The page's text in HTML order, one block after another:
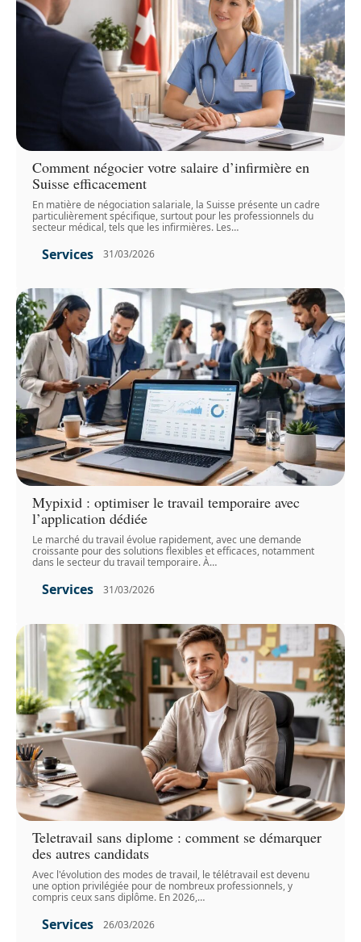
Comment négocier votre salaire d’infirmière en
Suisse efficacement
En matière de négociation salariale, la Suisse présente un cadre
particulièrement spécifique, surtout pour les professionnels du
secteur médical, tels que les infirmières. Les…
Services 31/03/2026
Mypixid : optimiser le travail temporaire avec
l’application dédiée
Le marché du travail évolue rapidement, avec une demande
croissante pour des solutions flexibles et efficaces, notamment
dans le secteur du travail temporaire. À…
Services 31/03/2026
Teletravail sans diplome : comment se démarquer
des autres candidats
Avec l'évolution des modes de travail, le télétravail est devenu
une option privilégiée pour de nombreux professionnels, y
compris ceux sans diplôme. En 2026,…
Services 26/03/2026